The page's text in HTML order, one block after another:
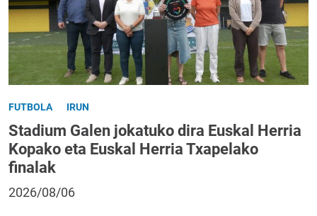
FUTBOLA IRUN
Stadium Galen jokatuko dira Euskal Herria
Kopako eta Euskal Herria Txapelako
finalak
2026/08/06